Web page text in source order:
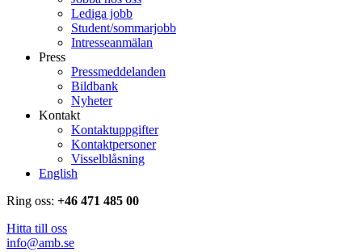
Lediga jobb
Student/sommarjobb
Intresseanmälan
Press
Pressmeddelanden
Bildbank
Nyheter
Kontakt
Kontaktuppgifter
Kontaktpersoner
Visselblåsning
English
Ring oss: +46 471 485 00
Hitta till oss
info@amb.se